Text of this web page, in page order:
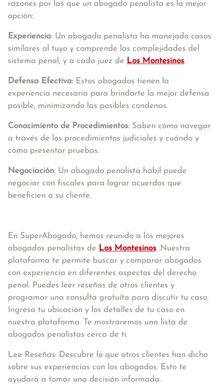
razones por las que un abogado penalista es la mejor
opción:
Experiencia: Un abogado penalista ha manejado casos
similares al tuyo y comprende las complejidades del
sistema penal, y a cada juez de Los Montesinos.
Defensa Efectiva: Estos abogados tienen la
experiencia necesaria para brindarte la mejor defensa
posible, minimizando las posibles condenas.
Conocimiento de Procedimientos: Saben cómo navegar
a través de los procedimientos judiciales y cuándo y
cómo presentar pruebas.
Negociación: Un abogado penalista hábil puede
negociar con fiscales para lograr acuerdos que
beneficien a su cliente.
En SuperAbogado, hemos reunido a los mejores
abogados penalistas de Los Montesinos. Nuestra
plataforma te permite buscar y comparar abogados
con experiencia en diferentes aspectos del derecho
penal. Puedes leer reseñas de otros clientes y
programar una consulta gratuita para discutir tu caso.
Ingresa tu ubicación y los detalles de tu caso en
nuestra plataforma. Te mostraremos una lista de
abogados penalistas cerca de ti.
Lee Reseñas: Descubre lo que otros clientes han dicho
sobre sus experiencias con los abogados. Esto te
ayudará a tomar una decisión informada.